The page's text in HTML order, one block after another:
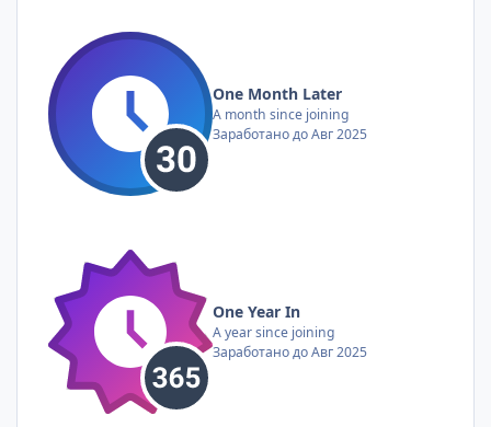
One Month Later
A month since joining
Заработано до Авг 2025
One Year In
A year since joining
Заработано до Авг 2025